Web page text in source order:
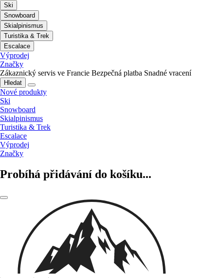
Ski
Snowboard
Skialpinismus
Turistika & Trek
Escalace
Výprodej
Značky
Zákaznický servis ve Francie Bezpečná platba Snadné vracení
Hledat
Nové produkty
Ski
Snowboard
Skialpinismus
Turistika & Trek
Escalace
Výprodej
Značky
Probíhá přidávání do košíku...